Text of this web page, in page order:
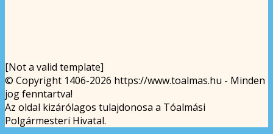
[Not a valid template]
© Copyright 1406-2026 https://www.toalmas.hu - Minden
jog fenntartva!
Az oldal kizárólagos tulajdonosa a Tóalmási
Polgármesteri Hivatal.